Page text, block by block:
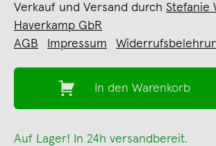
Verkauf und Versand durch Stefanie
Haverkamp GbR
AGB
Impressum
In den Warenkorb
Auf Lager! In 24h versandbereit.